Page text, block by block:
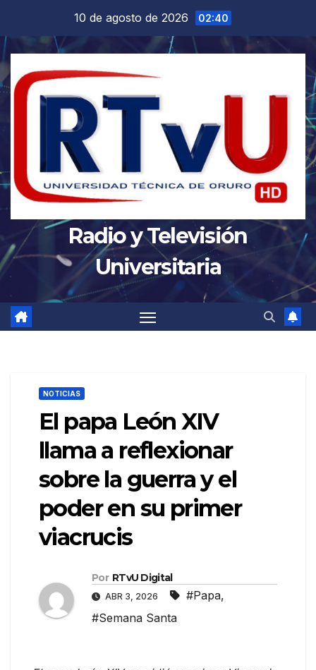
contenido
10 de agosto de 2026 02:40
Radio y Televisión
Universitaria
NOTICIAS
El papa León XIV
llama a reflexionar
sobre la guerra y el
poder en su primer
viacrucis
Por RTvU Digital
ABR 3, 2026 #Papa,
#Semana Santa